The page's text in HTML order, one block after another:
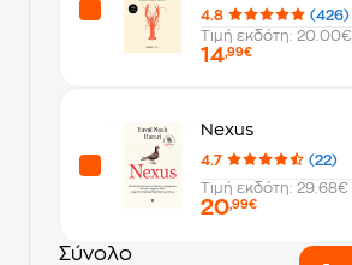
4.8
(426)
Τιμή εκδότη: 20.00€
14,99€
Nexus
4.7
(22)
Τιμή εκδότη: 29.68€
20,99€
Σύνολο